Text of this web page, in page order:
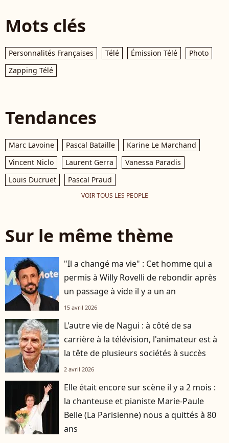
Mots clés
Personnalités Françaises Télé Émission Télé
Photo
Zapping Télé
Tendances
Marc Lavoine Pascal Bataille
Karine Le Marchand
Vincent Niclo
Laurent Gerra
Vanessa Paradis
Louis Ducruet
Pascal Praud
VOIR TOUS LES PEOPLE
Sur le même thème
"Il a changé ma vie" : Cet homme qui a
permis à Willy Rovelli de rebondir après
un passage à vide il y a un an
15 avril 2026
L'autre vie de Nagui : à côté de sa
carrière à la télévision, l'animateur est à
la tête de plusieurs sociétés à succès
2 avril 2026
Elle était encore sur scène il y a 2 mois :
la chanteuse et pianiste Marie-Paule
Belle (La Parisienne) nous a quittés à 80
ans